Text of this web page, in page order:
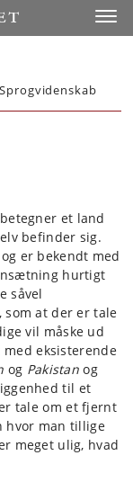
et land
befinder sig.
er bekendt med
hurtigt
såvel
at der er tale
vil måske ud
eksisterende
og Pakistan og
til et
tale om et fjernt
hvor man tillige
meget ulig, hvad